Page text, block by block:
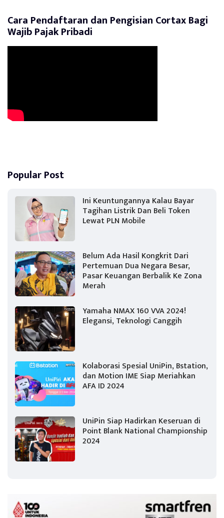
Cara Pendaftaran dan Pengisian Cortax Bagi
Wajib Pajak Pribadi
Popular Post
Ini Keuntungannya Kalau Bayar
Tagihan Listrik Dan Beli Token
Lewat PLN Mobile
Belum Ada Hasil Kongkrit Dari
Pertemuan Dua Negara Besar,
Pasar Keuangan Berbalik Ke Zona
Merah
Yamaha NMAX 160 VVA 2024!
Elegansi, Teknologi Canggih
Kolaborasi Spesial UniPin, Bstation,
dan Motion IME Siap Meriahkan
AFA ID 2024
UniPin Siap Hadirkan Keseruan di
Point Blank National Championship
2024